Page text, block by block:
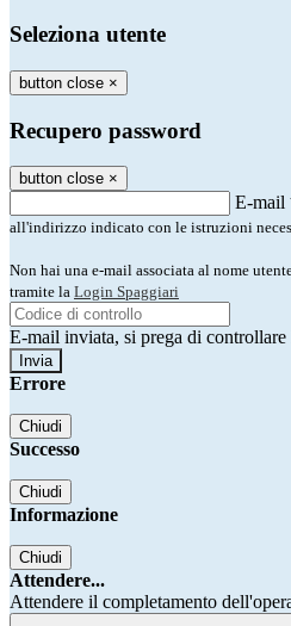
Seleziona utente
button close ×
Recupero password
button close ×
E-mail
all'indirizzo indicato con le istruzioni
Non hai una e-mail associata al nome
tramite la Login Spaggiari
E-mail inviata, si prega di controllare
Errore
Chiudi
Successo
Chiudi
Informazione
Chiudi
Attendere...
Attendere il completamento